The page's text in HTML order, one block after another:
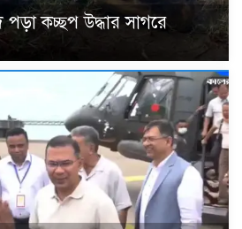
পড়া কচ্ছপ উদ্ধার সাগরে